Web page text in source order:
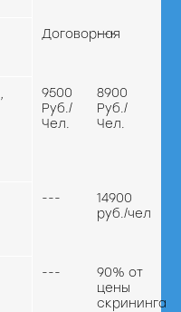
Договорная
---
9500
Руб./
Чел.
8900
Руб./
Чел.
---
14900
руб./чел
---
90% от
цены
скрининга